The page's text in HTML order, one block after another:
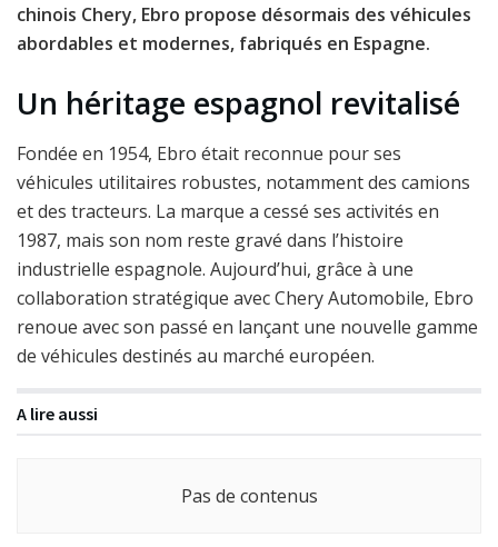
chinois Chery, Ebro propose désormais des véhicules
abordables et modernes, fabriqués en Espagne.
Un héritage espagnol revitalisé
Fondée en 1954, Ebro était reconnue pour ses
véhicules utilitaires robustes, notamment des camions
et des tracteurs. La marque a cessé ses activités en
1987, mais son nom reste gravé dans l’histoire
industrielle espagnole. Aujourd’hui, grâce à une
collaboration stratégique avec Chery Automobile, Ebro
renoue avec son passé en lançant une nouvelle gamme
de véhicules destinés au marché européen.
A lire aussi
Pas de contenus